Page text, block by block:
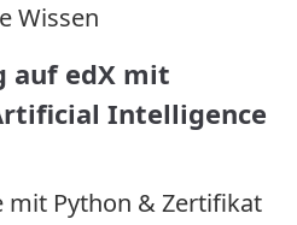
Wissen
auf edX mit
Intelligence
mit Python & Zertifikat